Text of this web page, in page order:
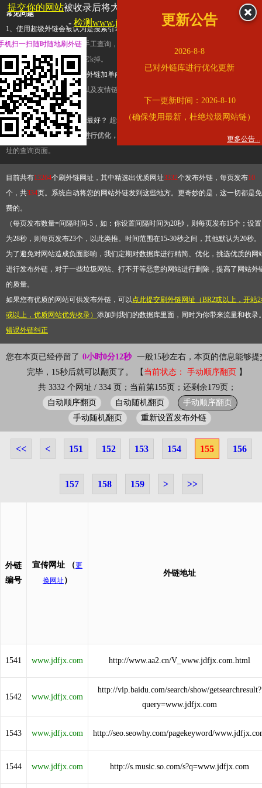
常见问题
1、使用超级外链会被认为是搜索引擎优化作弊吗？ 超级外链只是一个简便而集成
查询工具，模拟的是正常手工查询，不是作弊。如果是作弊，那您可以使用超级外
推广竞争对手的网址，让它k掉。
2、网站优化单纯依靠超级外链加单向链接可行吗？
链，需要结合普通的外链以及友情链接，您可以到站长论坛发布外链，到友情链接
台交换友情链接。
3、如何使用超级外链效果最好？ 超级外链不同于普通的外链，它是动态的链接，
有频繁使用超级外链工具进行优化，才能获得稳定的外链
，最终使搜索引擎收录带
址的查询页面。
目前共有13264个刷外链网址，其中精选出优质网址3332个发布外链，每页发布10
个，共334页。系统自动将您的网站外链发到这些地方。更奇妙的是，这一切都是免
费的。
（每页发布数量=间隔时间-5，如：你设置间隔时间为20秒，则每页发布15个；设置
为28秒，则每页发布23个，以此类推。时间范围在15-30秒之间，其他默认为20秒
为了避免对网站造成负面影响，我们定期对数据库进行精简、优化，挑选优质的网
进行发布外链，对于一些垃圾网站、打不开等恶意的网站进行删除，提高了网站外
的质量。
如果您有优质的网站可供发布外链，可以点此提交刷外链网址（BR2或以上，开站
或以上，优质网站优先收录） 添加到我们的数据库里面，同时为你带来流量和收录
错误外链纠正
您在本页已经停留了 0小时0分12秒 一般15秒左右，本页的信息能够提
完毕，15秒后就可以翻页了。 【 当前状态： 手动顺序翻页 】
共 3332 个网址 / 334 页；当前第155页；还剩余179页；
自动顺序翻页 自动随机翻页
手动顺序翻页
手动随机翻页
重新设置发布外链
<< < 151 152 153 154 155 156
157 158 159 > >>
外链
编号
宣传网址 （更
换网址 ）
外链地址
1541 www.jdfjx.com http://www.aa2.cn/V_www.jdfjx.com.html
1542 www.jdfjx.com
http://vip.baidu.com/search/show/getsearchresult?
query=www.jdfjx.com
1543 www.jdfjx.com http://seo.seowhy.com/pagekeyword/
1544 www.jdfjx.com http://s.music.so.com/s?q=www.jdfjx.com
提交你的网站被收录后将大幅提升流量和外链，
查看展示页面
- 检测www.jdfjx.com是否收录更新公告
2026-8-8
已对外链库进行优化更新
下一更新时间：2026-8-10
（确保使用最新，杜绝垃圾网站链）
更多公告...
机扫一扫随时随地刷外链